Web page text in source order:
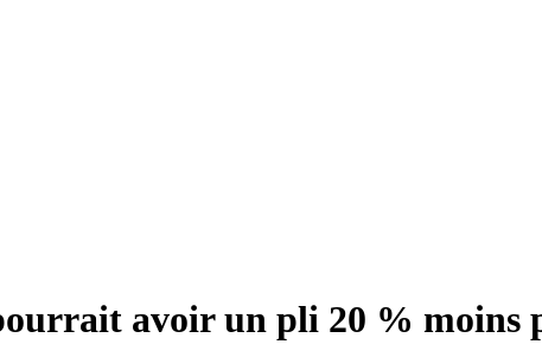
avoir un pli 20 % moins